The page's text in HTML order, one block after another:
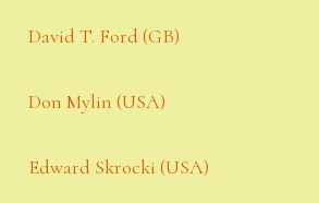
David T. Ford (GB)
Don Mylin (USA)
Edward Skrocki (USA)